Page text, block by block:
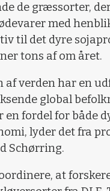
de græssorter,
med
til det dyre
tons af om året.
af verden har en
global
en fordel for både
lyder det fra
Schørring.
at